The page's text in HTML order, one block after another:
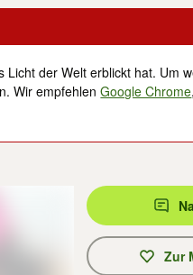
der Welt erblickt hat. Um
Wir empfehlenGoogle Chrome,
Zur